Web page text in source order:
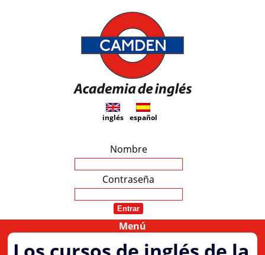
Academia de inglés
Camden
inglés español
Nombre
Contraseña
Menú